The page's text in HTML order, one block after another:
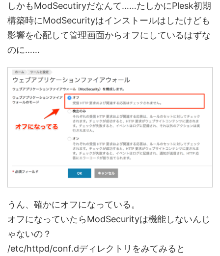
しかもModSecutiryだなんて……たしかにPlesk初期
構築時にModSecurityはインストールはしたけども
影響を心配して管理画面からオフにしているはずな
のに……
うん、確かにオフになっている。
オフになっていたらModSecurityは機能しないんじ
ゃないの？
/etc/httpd/conf.dディレクトリをみてみると